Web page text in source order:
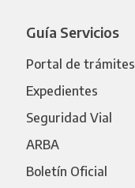
Guía Servicios
Portal de trámites
Expedientes
Seguridad Vial
ARBA
Boletín Oficial